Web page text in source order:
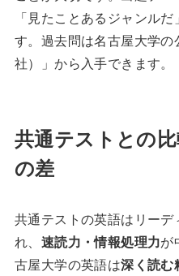
「見たことあるジャンル
す。過去問は名古屋大学
社）」から入手できます。
共通テストとの
の差
共通テストの英語はリー
れ、 速読力・情報処理力が
古屋大学の英語は深く読む